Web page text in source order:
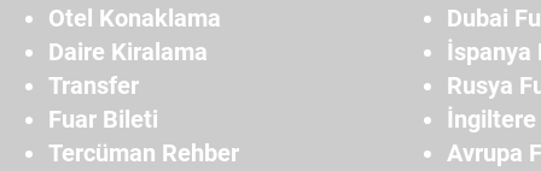
Otel Konaklama
Daire Kiralama
Transfer
Fuar Bileti
Tercüman Rehber
Dubai
İspanya
Rusya
İngiltere
Avrupa